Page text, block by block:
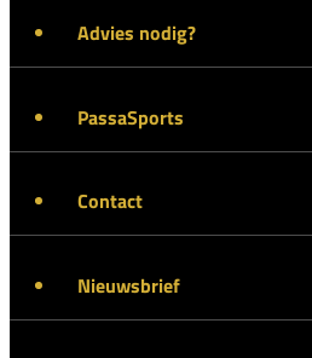
Advies nodig?
PassaSports
Contact
Nieuwsbrief